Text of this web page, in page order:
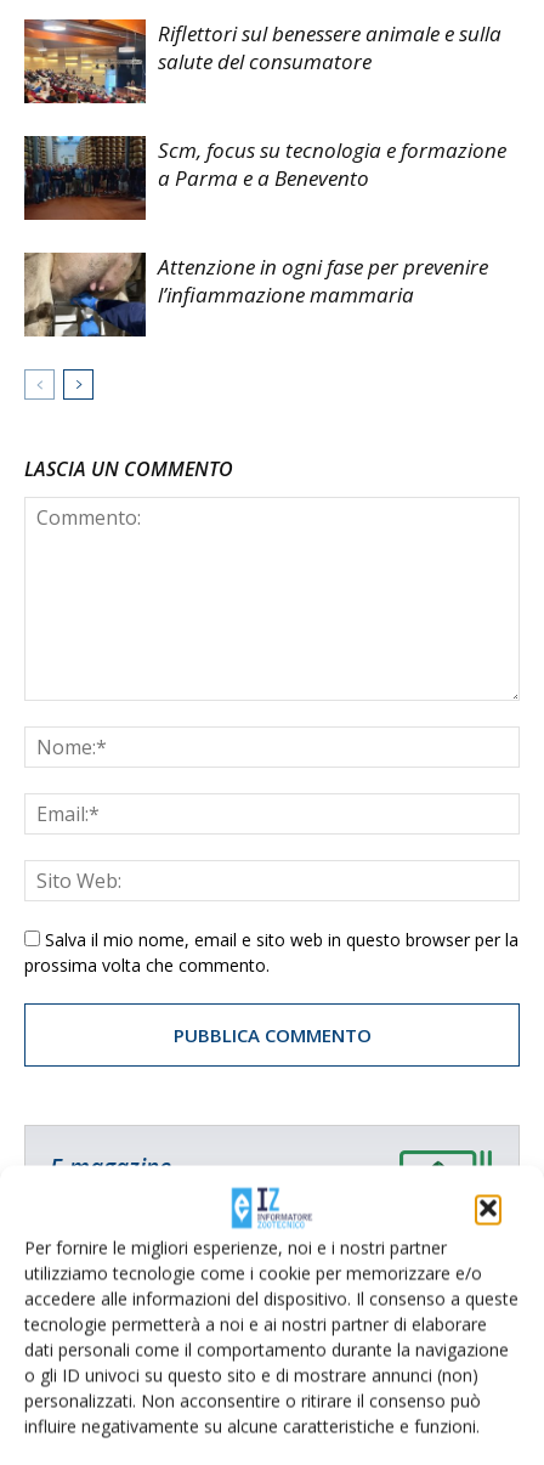
Per fornire le migliori esperienze, noi e i nostri partner
utilizziamo tecnologie come i cookie per memorizzare e/o
accedere alle informazioni del dispositivo. Il consenso a queste
tecnologie permetterà a noi e ai nostri partner di elaborare
dati personali come il comportamento durante la navigazione
o gli ID univoci su questo sito e di mostrare annunci (non)
personalizzati. Non acconsentire o ritirare il consenso può
influire negativamente su alcune caratteristiche e funzioni.
Riflettori sul benessere animale e sulla
salute del consumatore
Scm, focus su tecnologia e formazione
a Parma e a Benevento
Attenzione in ogni fase per prevenire
l’infiammazione mammaria
LASCIA UN COMMENTO
Salva il mio nome, email e sito web in questo browser per la
prossima volta che commento.
E-magazine
Tecniche, prodotti e servizi dalle aziende
Catalogo Aziende e Prodotti